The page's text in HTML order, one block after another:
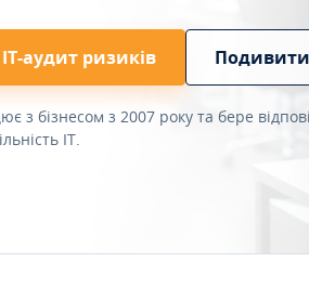
аудит ризиків
з бізнесом з 2007 року та бере
IT.